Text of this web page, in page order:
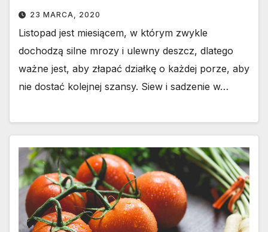
23 MARCA, 2020
Listopad jest miesiącem, w którym zwykle
dochodzą silne mrozy i ulewny deszcz, dlatego
ważne jest, aby złapać działkę o każdej porze, aby
nie dostać kolejnej szansy. Siew i sadzenie w…